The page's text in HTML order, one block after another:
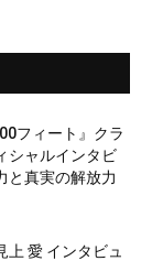
フィート』クラ
シャルインタビ
と真実の解放力
上 愛 インタビュ